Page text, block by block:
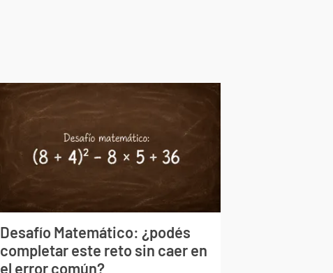
Desafío Matemático: ¿podés
completar este reto sin caer en
el error común?